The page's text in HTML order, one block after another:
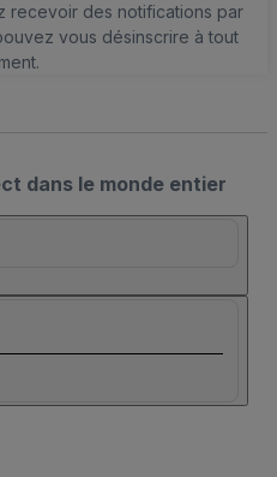
recevoir des notifications par
vous désinscrire à tout
dans le monde entier